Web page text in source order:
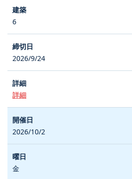
6
2026/9/24
詳細
2026/10/2
金